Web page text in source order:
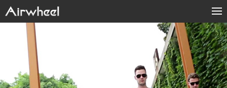
Products
Fashion Now
Support